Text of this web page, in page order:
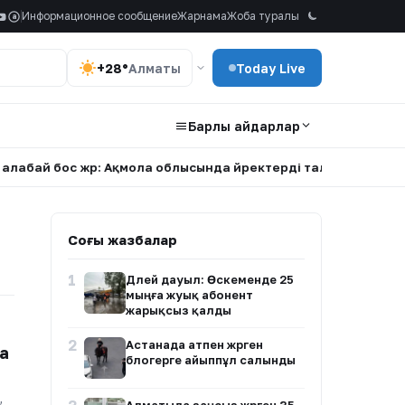
a Информационное сообщениеЖарнамаЖоба туралы
+28°Алматы Today Live
Барлық айдарлар
бос жүр: Ақмола облысында үйректерді талаған иттің
Соңғы жазбалар
1
Дүлей дауыл: Өскеменде 25
мыңға жуық абонент
жарықсыз қалды
2
Астанада атпен жүрген
блогерге айыппұл салынды